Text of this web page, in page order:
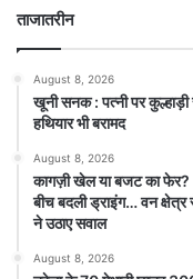
ताजातरीन
August 8, 2026
खूनी सनक : पत्नी पर कुल्हाड़ी
हथियार भी बरामद
August 8, 2026
कागज़ी खेल या बजट का फेर?
बीच बदली ड्राइंग… वन क्षेत्र से
ने उठाए सवाल
August 8, 2026